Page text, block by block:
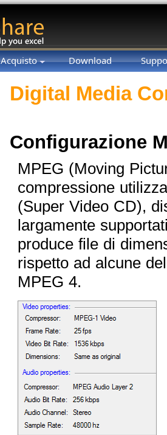
Acquisto Download
Digital Media
Configurazione
MPEG (Moving
compressione
(Super Video CD),
largamente
produce file di
rispetto ad alcune
MPEG 4.